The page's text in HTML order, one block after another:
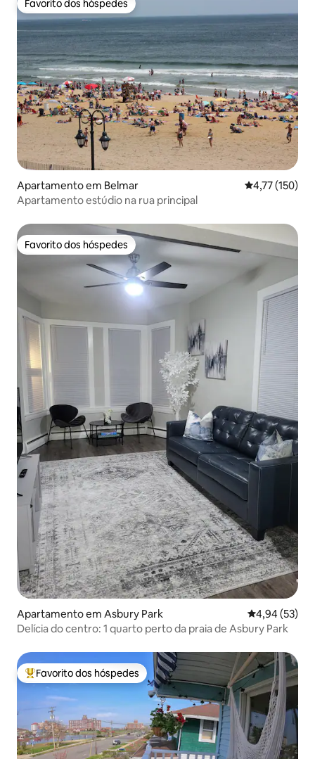
Favorito dos hóspedes
Favorito dos hóspedes
Apartamento em Belmar Classificação
4,77 (150)
Apartamento estúdio na rua principal
Favorito dos hóspedes
Favorito dos hóspedes
Apartamento em Asbury Park Classificação
4,94 (53)
Delícia do centro: 1 quarto perto da praia de Asbury Park
Favoritos dos hóspedes mais apreciados
Favorito dos hóspedes